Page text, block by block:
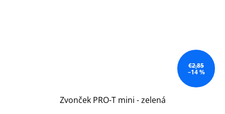
€2,85
–14 %
Zvonček PRO-T mini - zelená